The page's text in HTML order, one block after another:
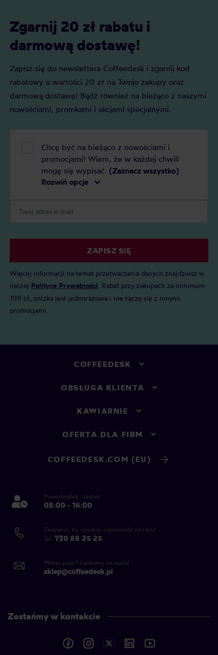
Zgarnij 20 zł rabatu i
darmową dostawę!
Zapisz się do newslettera Coffeedesk i zgarnij kod
rabatowy o wartości 20 zł na Twoje zakupy oraz
darmową dostawę! Bądź również na bieżąco z naszymi
nowościami, promkami i akcjami specjalnymi.
Chcę być na bieżąco z nowościami i
promocjami! Wiem, że w każdej chwili
mogę się wypisać. (Zaznacz wszystko)
Rozwiń opcje
ZAPISZ SIĘ
Więcej informacji na temat przetwarzania danych znajdziesz w
naszej Polityce Prywatności . Rabat przy zakupach za minimum
199 zł, zniżka jest jednorazowa i nie łączy się z innymi
promocjami.
COFFEEDESK
OBSŁUGA KLIENTA
KAWIARNIE
OFERTA DLA FIRM
COFFEEDESK.COM (EU)
Poniedziałek - piątek
08:00 - 16:00
Zadzwoń, by uzyskać odpowiedź od razu!
Tel. 730 88 25 25
Wolisz pisać? Czekamy na maila!
sklep@coffeedesk.pl
Zostańmy w kontakcie